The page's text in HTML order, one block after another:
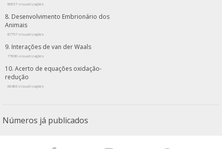
89017 visualizações
Desenvolvimento Embrionário dos
Animais
87797 visualizações
Interações de van der Waals
77830 visualizações
Acerto de equações oxidação-
redução
66403 visualizações
Números já publicados